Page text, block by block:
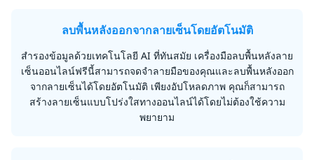
ลบพื้นหลังออกจากลายเซ็นโดยอัตโนมัติ
สำรองข้อมูลด้วยเทคโนโลยี AI ที่ทันสมัย ​​เครื่องมือลบพื้นหลังลาย
เซ็นออนไลน์ฟรีนี้สามารถจดจำลายมือของคุณและลบพื้นหลังออก
จากลายเซ็นได้โดยอัตโนมัติ เพียงอัปโหลดภาพ คุณก็สามารถ
สร้างลายเซ็นแบบโปร่งใสทางออนไลน์ได้โดยไม่ต้องใช้ความ
พยายาม